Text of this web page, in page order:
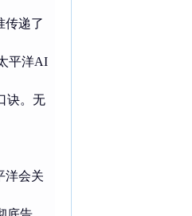
传递了
平洋AI
诀。无
洋会关